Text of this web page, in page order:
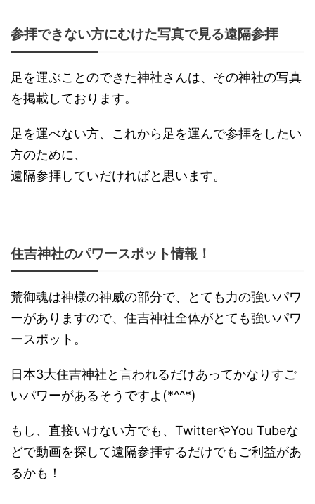
参拝できない方にむけた写真で見る遠隔参拝
足を運ぶことのできた神社さんは、その神社の写真
を掲載しております。
足を運べない方、これから足を運んで参拝をしたい
方のために、
遠隔参拝していだければと思います。
住吉神社のパワースポット情報！
荒御魂は神様の神威の部分で、とても力の強いパワ
ーがありますので、住吉神社全体がとても強いパワ
ースポット。
日本3大住吉神社と言われるだけあってかなりすご
いパワーがあるそうですよ(*^^*)
もし、直接いけない方でも、TwitterやYou Tubeな
どで動画を探して遠隔参拝するだけでもご利益があ
るかも！